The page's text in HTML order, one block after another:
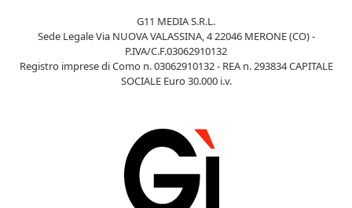
G11 MEDIA S.R.L.
Sede Legale Via NUOVA VALASSINA, 4 22046 MERONE (CO) -
P.IVA/C.F.03062910132
Registro imprese di Como n. 03062910132 - REA n. 293834 CAPITALE
SOCIALE Euro 30.000 i.v.